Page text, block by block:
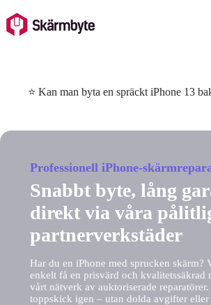
to
content
⭐ Kan man byta en spräckt iPhone 13
Professionell iPhone-
Snabbt byte, lång
direkt via våra
partnerverkstäder
Har du en iPhone med sprucken skärm?
enkelt få en prisvärd och kvalitetssäkrad
vårt nätverk av auktoriserade
toppskick igen – utan dolda avgifter eller